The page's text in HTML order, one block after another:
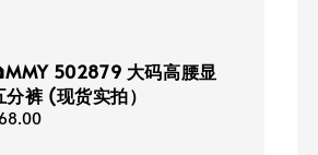
502879 大码高腰显
分裤 (现货实拍）